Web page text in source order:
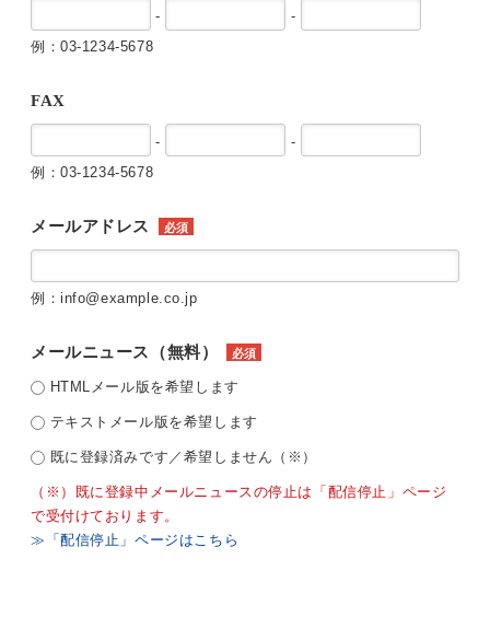
-
-
例：03-1234-5678
FAX
-
-
例：03-1234-5678
メールアドレス 必須
例：info@example.co.jp
メールニュース（無料） 必須
HTMLメール版を希望します
テキストメール版を希望します
既に登録済みです／希望しません（※）
（※）既に登録中メールニュースの停止は「配信停止」ページ
で受付けております。
≫「配信停止」ページはこちら